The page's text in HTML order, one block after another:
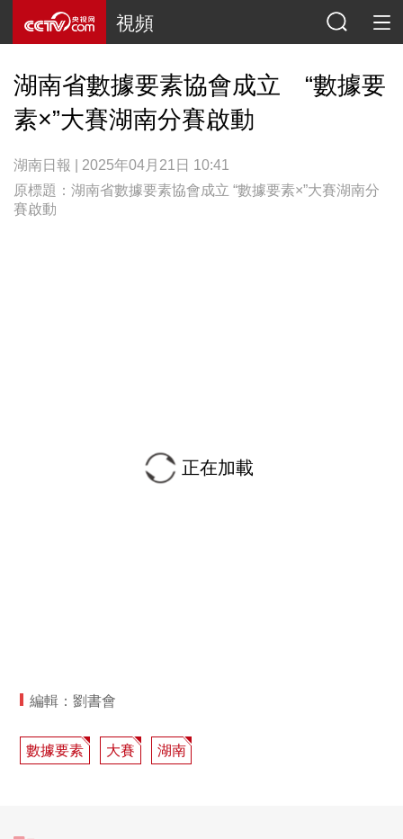
視頻
湖南省數據要素協會成立 “數據要
素×”大賽湖南分賽啟動
湖南日報 | 2025年04月21日 10:41
原標題：湖南省數據要素協會成立 “數據要素×”大賽湖南分
賽啟動
正在加載
編輯：劉書會
數據要素 大賽 湖南